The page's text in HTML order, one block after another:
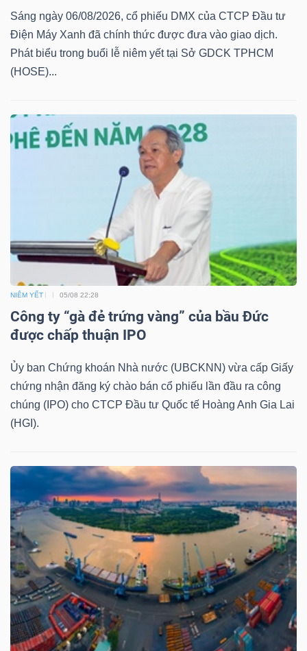
Sáng ngày 06/08/2026, cổ phiếu DMX của CTCP Đầu tư
Điện Máy Xanh đã chính thức được đưa vào giao dịch.
Phát biểu trong buổi lễ niêm yết tại Sở GDCK TPHCM
(HOSE)...
NIÊM YẾT 05/08 22:28
Công ty “gà đẻ trứng vàng” của bầu Đức
được chấp thuận IPO
Ủy ban Chứng khoán Nhà nước (UBCKNN) vừa cấp Giấy
chứng nhận đăng ký chào bán cổ phiếu lần đầu ra công
chúng (IPO) cho CTCP Đầu tư Quốc tế Hoàng Anh Gia Lai
(HGI).
CỔ
PHIẾU
PHÁI
SINH
CỤ
ĐẦU
TƯ
TRUY
XUẤT
Ngành
(-)
VS-
SECTOR